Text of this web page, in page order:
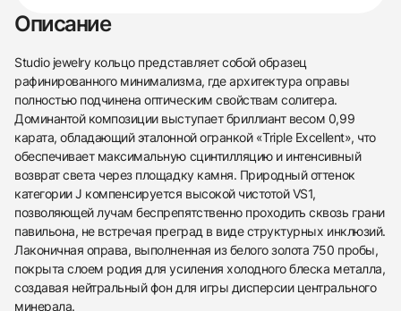
438
285
145
142
205
204
195
150
6
Описание
Studio jewelry кольцо представляет собой образец
рафинированного минимализма, где архитектура оправы
полностью подчинена оптическим свойствам солитера.
Доминантой композиции выступает бриллиант весом 0,99
карата, обладающий эталонной огранкой «Triple Excellent», что
обеспечивает максимальную сцинтилляцию и интенсивный
возврат света через площадку камня. Природный оттенок
категории J компенсируется высокой чистотой VS1,
позволяющей лучам беспрепятственно проходить сквозь грани
павильона, не встречая преград в виде структурных инклюзий.
Лаконичная оправа, выполненная из белого золота 750 пробы,
покрыта слоем родия для усиления холодного блеска металла,
создавая нейтральный фон для игры дисперсии центрального
минерала.